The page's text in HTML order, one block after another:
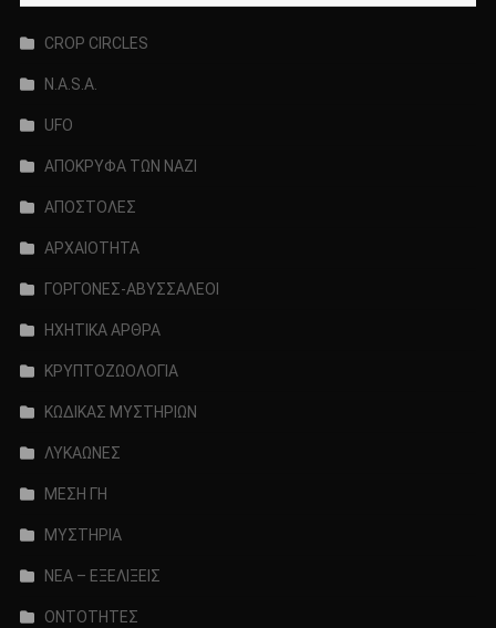
CROP CIRCLES
N.A.S.A.
UFO
ΑΠΟΚΡΥΦΑ ΤΩΝ ΝΑΖΙ
ΑΠΟΣΤΟΛΕΣ
ΑΡΧΑΙΟΤΗΤΑ
ΓΟΡΓΟΝΕΣ-ΑΒΥΣΣΑΛΕΟΙ
ΗΧΗΤΙΚΑ ΑΡΘΡΑ
ΚΡΥΠΤΟΖΩΟΛΟΓΙΑ
ΚΩΔΙΚΑΣ ΜΥΣΤΗΡΙΩΝ
ΛΥΚΑΩΝΕΣ
ΜΕΣΗ ΓΗ
ΜΥΣΤΗΡΙΑ
ΝΕΑ – ΕΞΕΛΙΞΕΙΣ
ΟΝΤΟΤΗΤΕΣ